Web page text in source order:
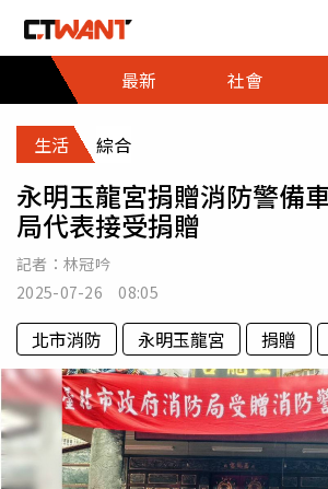
最新
社會
生活 綜合
永明玉龍宮捐贈消防警
局代表接受捐贈
記者： 林冠吟
2025-07-26 08:05
北市消防 永明玉龍宮 捐贈